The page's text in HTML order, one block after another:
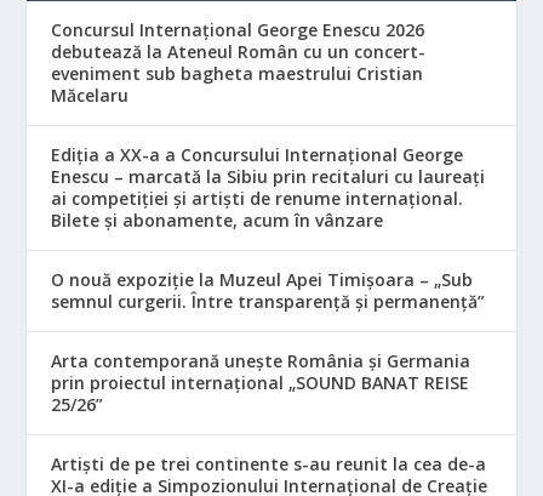
Concursul Internațional George Enescu 2026
debutează la Ateneul Român cu un concert-
eveniment sub bagheta maestrului Cristian
Măcelaru
Ediția a XX-a a Concursului Internațional George
Enescu – marcată la Sibiu prin recitaluri cu laureați
ai competiției și artiști de renume internațional.
Bilete și abonamente, acum în vânzare
O nouă expoziție la Muzeul Apei Timișoara – „Sub
semnul curgerii. Între transparență și permanență”
Arta contemporană unește România și Germania
prin proiectul internațional „SOUND BANAT REISE
25/26”
Artiști de pe trei continente s-au reunit la cea de-a
XI-a ediție a Simpozionului Internațional de Creație